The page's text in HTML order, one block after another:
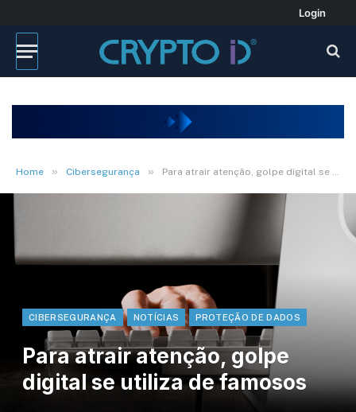
Login
Home » Cibersegurança » Para atrair atenção, golpe digital se utiliza de famosos
CIBERSEGURANÇA NOTÍCIAS PROTEÇÃO DE DADOS
Para atrair atenção, golpe
digital se utiliza de famosos